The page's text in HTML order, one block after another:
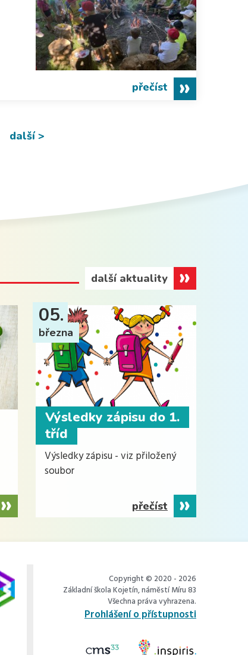
přečíst
další >
další aktuality
Výsledky zápisu do 1.
tříd
05.
března
Výsledky zápisu - viz přiložený
soubor
přečíst
Copyright © 2020 - 2026
Základní škola Kojetín, náměstí Míru 83
Všechna práva vyhrazena.
Prohlášení o přístupnosti